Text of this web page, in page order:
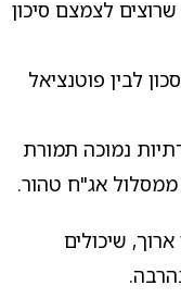
לצמצם סיכון
לבין פוטנציאל
נמוכה תמורת
ממסלול אג"ח טהור.
שיכולים